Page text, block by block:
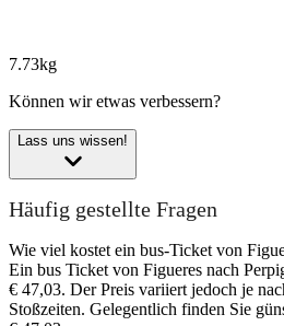
7.73kg
Können wir etwas verbessern?
Lass uns wissen!
Häufig gestellte Fragen
Wie viel kostet ein bus-Ticket von
Ein bus Ticket von Figueres nach
€ 47,03. Der Preis variiert jedoch je
Stoßzeiten. Gelegentlich finden Sie